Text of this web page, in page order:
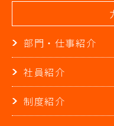
部門・仕事紹介
社員紹介
制度紹介